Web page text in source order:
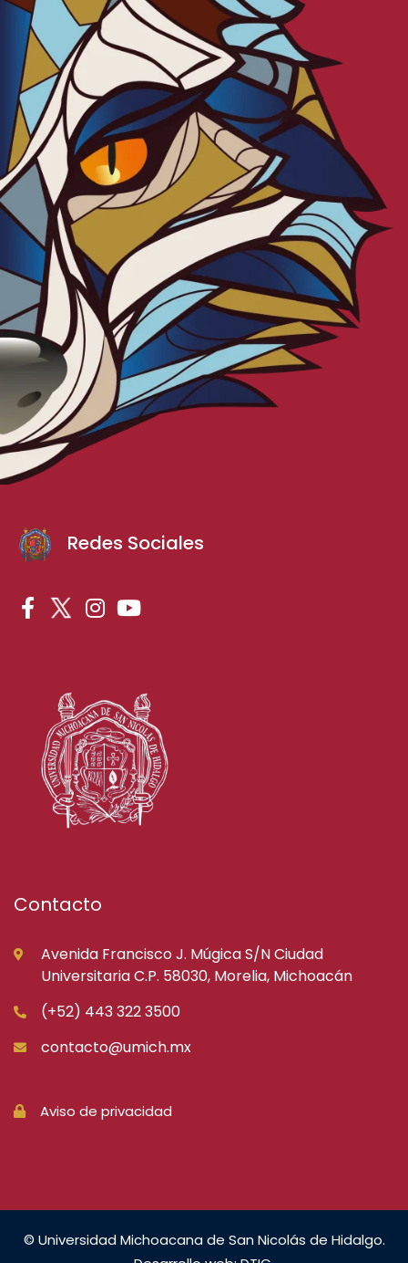
Redes Sociales
Contacto
Avenida Francisco J. Múgica S/N Ciudad
Universitaria C.P. 58030, Morelia, Michoacán
(+52) 443 322 3500
contacto@umich.mx
Aviso de privacidad
© Universidad Michoacana de San Nicolás de Hidalgo.